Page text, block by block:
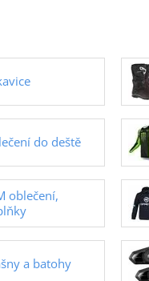
do deště
oblečení,
a batohy